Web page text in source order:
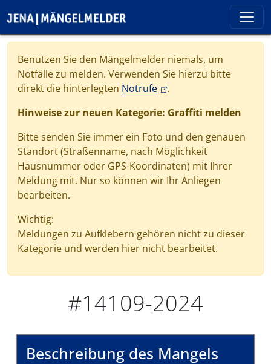
Benutzen Sie den Mängelmelder niemals, um
Notfälle zu melden. Verwenden Sie hierzu bitte
direkt die hinterlegten Notrufe(link is external)
.
Hinweise zur neuen Kategorie: Graffiti melden
Bitte senden Sie immer ein Foto und den genauen
Standort (Straßenname, nach Möglichkeit
Hausnummer oder GPS-Koordinaten) mit Ihrer
Meldung mit. Nur so können wir Ihr Anliegen
bearbeiten.
Wichtig:
Meldungen zu Aufklebern gehören nicht zu dieser
Kategorie und werden hier nicht bearbeitet.
#14109-2024
Beschreibung des Mangels